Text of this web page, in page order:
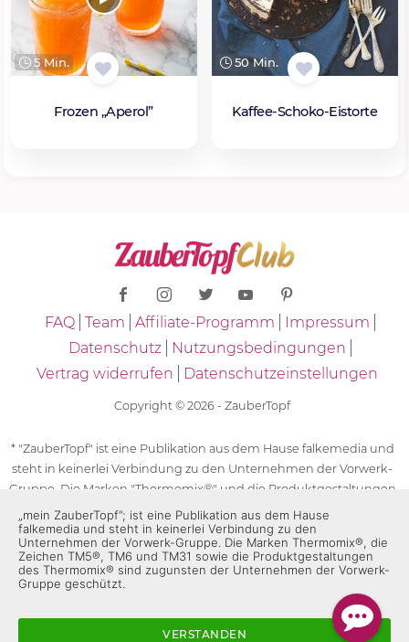
5 Min.
Frozen „Aperol”
50 Min.
Kaffee-Schoko-Eistorte
FAQ Team Affiliate-Programm
Impressum
Datenschutz
Nutzungsbedingungen
Vertrag widerrufen
Datenschutzeinstellungen
Copyright © 2026 - ZauberTopf
* "ZauberTopf" ist eine Publikation aus dem Hause falkemedia und
steht in keinerlei Verbindung zu den Unternehmen der Vorwerk-
Gruppe. Die Marken "Thermomix®" und die Produktgestaltungen
des "Thermomix®" sind eingetragene Marken der Unternehmen
der Vorwerk-Gruppe. Die Marken Thermomix®, die Zeichen TM5®,
TM6 und TM31 sowie die Produktgestaltungen des Thermomix®
sind zugunsten der Unternehmen der Vorwerk-Gruppe
geschützt. Für die Rezeptangaben in "ZauberTopf" ist
„mein ZauberTopf”; ist eine Publikation aus dem Hause
falkemedia und steht in keinerlei Verbindung zu den
Unternehmen der Vorwerk-Gruppe. Die Marken Thermomix®, die
Zeichen TM5®, TM6 und TM31 sowie die Produktgestaltungen
des Thermomix® sind zugunsten der Unternehmen der Vorwerk-
Gruppe geschützt.
VERSTANDEN